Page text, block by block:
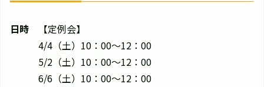
日時 【定例会】
4/4（土）10：00～12：00
5/2（土）10：00～12：00
6/6（土）10：00～12：00